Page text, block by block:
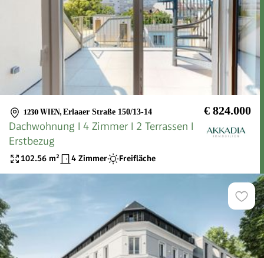
1230 WIEN, Erlaaer Straße 150/13-14 € 824.000
Dachwohnung I 4 Zimmer I 2 Terrassen I
Erstbezug
102.56 m² 4 Zimmer Freifläche